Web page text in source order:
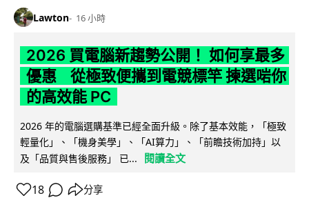
Lawton 16 小時
2026 買電腦新趨勢公開！ 如何享最多
優惠 從極致便攜到電競標竿 揀選啱你
的高效能 PC
2026 年的電腦選購基準已經全面升級。除了基本效能，「極致
輕量化」、「機身美學」、「AI算力」、「前瞻技術加持」以
及「品質與售後服務」 已...
閱讀全文
18 分享